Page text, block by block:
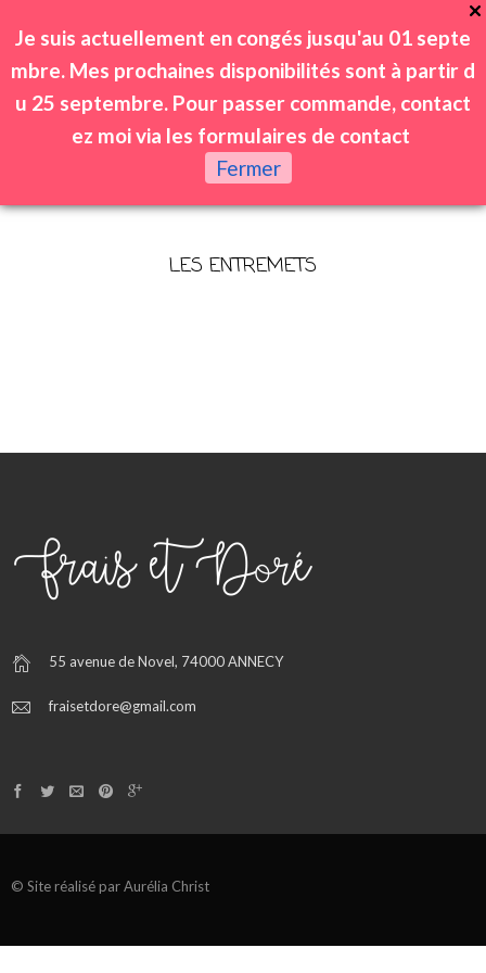
LES ENTREMETS
55 avenue de Novel, 74000 ANNECY
fraisetdore@gmail.com
© Site réalisé par Aurélia Christ
Je suis actuellement en congés jusqu'au 01 septe
mbre. Mes prochaines disponibilités sont à partir d
u 25 septembre. Pour passer commande, contact
ez moi via les formulaires de contact
Fermer